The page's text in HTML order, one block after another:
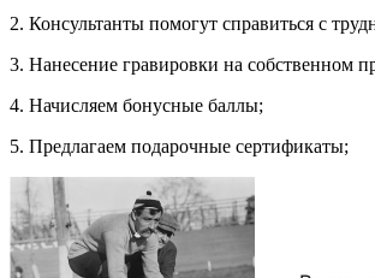
2. Консультанты помогут справиться с
3. Нанесение гравировки на собственном
4. Начисляем бонусные баллы;
5. Предлагаем подарочные сертификаты;